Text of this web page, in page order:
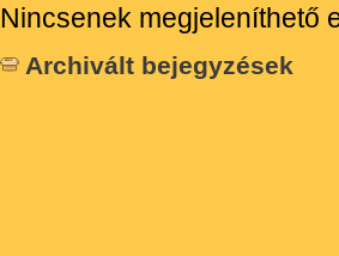
Nincsenek megjeleníthető
Archivált bejegyzések